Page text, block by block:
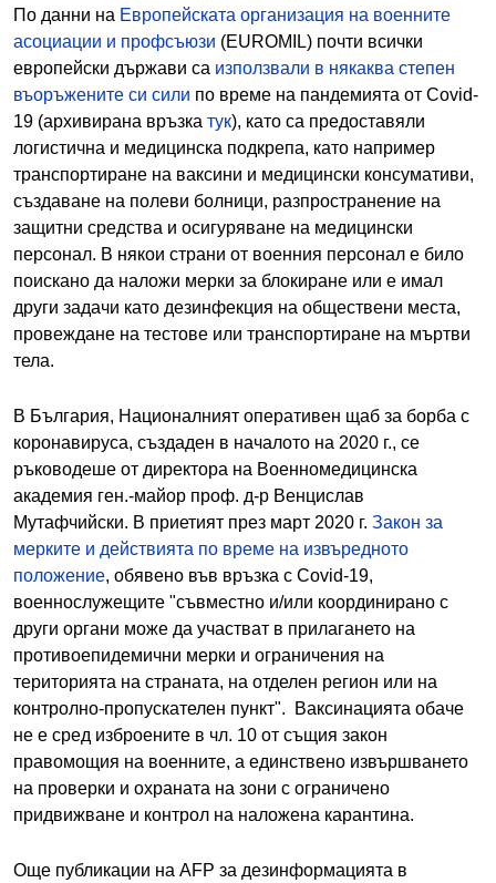
По данни на Европейската организация на военните
асоциации и профсъюзи (EUROMIL) почти всички
европейски държави са използвали в някаква степен
въоръжените си сили по време на пандемията от Covid-
19 (архивирана връзка тук), като са предоставяли
логистична и медицинска подкрепа, като например
транспортиране на ваксини и медицински консумативи,
създаване на полеви болници, разпространение на
защитни средства и осигуряване на медицински
персонал. В някои страни от военния персонал е било
поискано да наложи мерки за блокиране или е имал
други задачи като дезинфекция на обществени места,
провеждане на тестове или транспортиране на мъртви
тела.
В България, Националният оперативен щаб за борба с
коронавируса, създаден в началото на 2020 г., се
ръководеше от директора на Военномедицинска
академия ген.-майор проф. д-р Венцислав
Мутафчийски. В приетият през март 2020 г. Закон за
мерките и действията по време на извъредното
положение, обявено във връзка с Covid-19,
военнослужещите "съвместно и/или координирано с
други органи може да участват в прилагането на
противоепидемични мерки и ограничения на
територията на страната, на отделен регион или на
контролно-пропускателен пункт". Ваксинацията обаче
не е сред изброените в чл. 10 от същия закон
правомощия на военните, а единствено извършването
на проверки и охраната на зони с ограничено
придвижване и контрол на наложена карантина.
Още публикации на AFP за дезинформацията в